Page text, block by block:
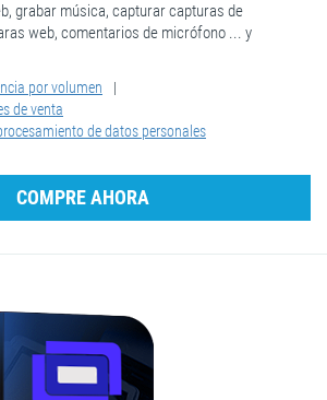
grabar música, capturar capturas de
web, comentarios de micrófono ... y
por volumen
|
de venta
de datos personales
COMPRE AHORA